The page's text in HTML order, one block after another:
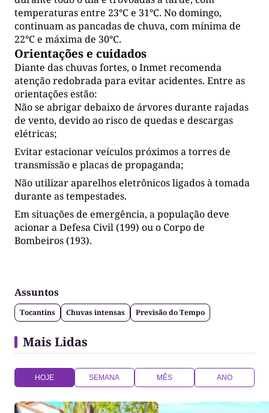
temperaturas entre 23°C e 31°C. No domingo,
continuam as pancadas de chuva, com mínima de
22°C e máxima de 30°C.
Orientações e cuidados
Diante das chuvas fortes, o Inmet recomenda
atenção redobrada para evitar acidentes. Entre as
orientações estão:
Não se abrigar debaixo de árvores durante rajadas
de vento, devido ao risco de quedas e descargas
elétricas;
Evitar estacionar veículos próximos a torres de
transmissão e placas de propaganda;
Não utilizar aparelhos eletrônicos ligados à tomada
durante as tempestades.
Em situações de emergência, a população deve
acionar a Defesa Civil (199) ou o Corpo de
Bombeiros (193).
Assuntos
Tocantins Chuvas intensas Previsão do Tempo
Mais Lidas
HOJE SEMANA MÊS ANO